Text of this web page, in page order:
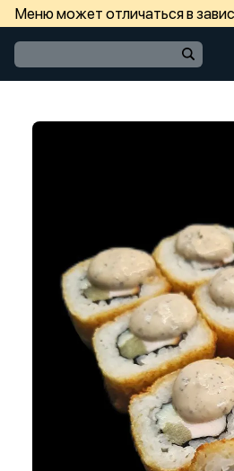
Меню может отличаться в